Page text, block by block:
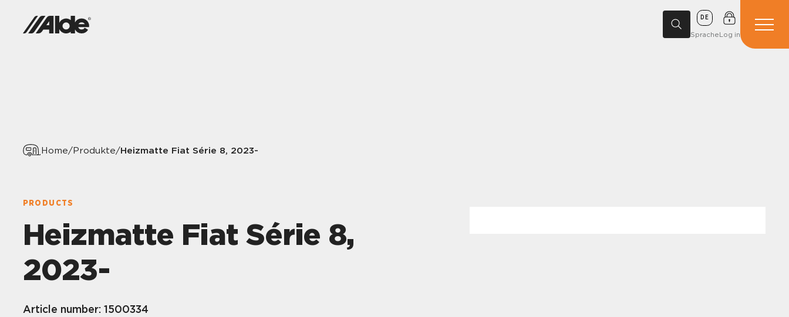
DE
SpracheLog in
Home/Produkte/Heizmatte Fiat Série 8, 2023-
PRODUCTS
Heizmatte Fiat Série 8,
2023-
Article number: 1500334